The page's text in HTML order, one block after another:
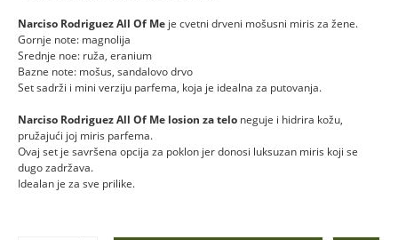
Narciso Rodriguez All Of Me je cvetni drveni mošusni miris za žene.
Gornje note: magnolija
Srednje noe: ruža, eranium
Bazne note: mošus, sandalovo drvo
Set sadrži i mini verziju parfema, koja je idealna za putovanja.
Narciso Rodriguez All Of Me losion za telo neguje i hidrira kožu,
pružajući joj miris parfema.
Ovaj set je savršena opcija za poklon jer donosi luksuzan miris koji se
dugo zadržava.
Idealan je za sve prilike.